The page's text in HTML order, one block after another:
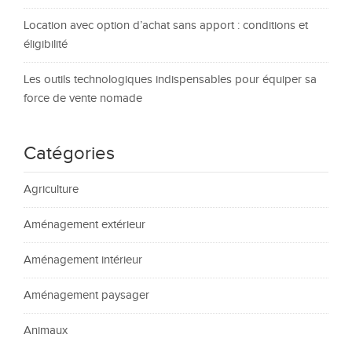
Location avec option d’achat sans apport : conditions et
éligibilité
Les outils technologiques indispensables pour équiper sa
force de vente nomade
Catégories
Agriculture
Aménagement extérieur
Aménagement intérieur
Aménagement paysager
Animaux